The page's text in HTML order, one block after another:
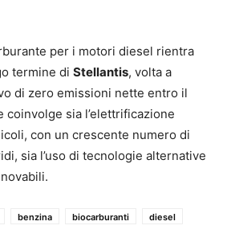
per i motori diesel rientra
termine di Stellantis, volta a
di zero emissioni nette entro il
coinvolge sia l’elettrificazione
con un crescente numero di
sia l’uso di tecnologie alternative
benzina biocarburanti diesel